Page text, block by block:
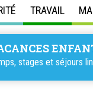
TRAVAIL
stages et séjours